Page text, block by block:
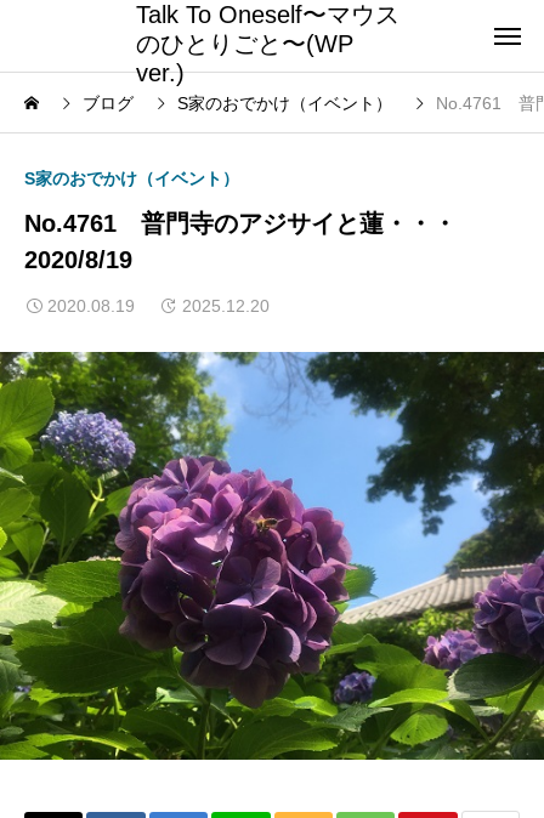
Talk To Oneself〜マウス
のひとりごと〜(WP
ver.)
ブログ S家のおでかけ（イベント） No.4761 普
S家のおでかけ（イベント）
No.4761 普門寺のアジサイと蓮・・・
2020/8/19
2020.08.19 2025.12.20